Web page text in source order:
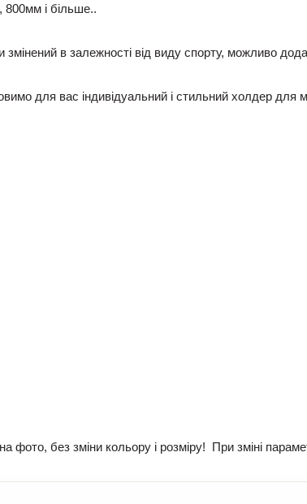
і більше..
в залежності від виду спорту, можливо
для вас індивідуальний і стильний холдер для
фото, без зміни кольору і розміру! При зміні